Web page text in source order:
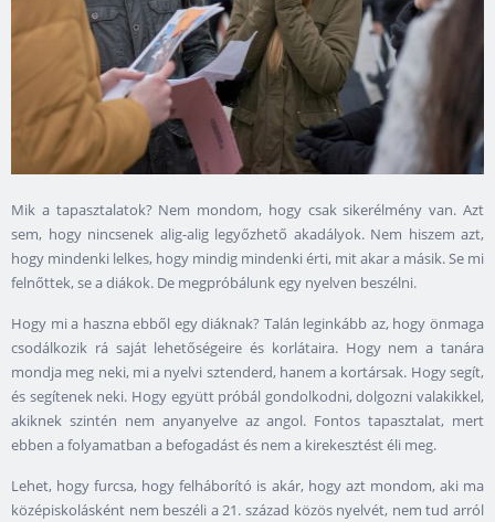
Mik a tapasztalatok? Nem mondom, hogy csak sikerélmény van. Azt
sem, hogy nincsenek alig-alig legyőzhető akadályok. Nem hiszem azt,
hogy mindenki lelkes, hogy mindig mindenki érti, mit akar a másik. Se mi
felnőttek, se a diákok. De megpróbálunk egy nyelven beszélni.
Hogy mi a haszna ebből egy diáknak? Talán leginkább az, hogy önmaga
csodálkozik rá saját lehetőségeire és korlátaira. Hogy nem a tanára
mondja meg neki, mi a nyelvi sztenderd, hanem a kortársak. Hogy segít,
és segítenek neki. Hogy együtt próbál gondolkodni, dolgozni valakikkel,
akiknek szintén nem anyanyelve az angol. Fontos tapasztalat, mert
ebben a folyamatban a befogadást és nem a kirekesztést éli meg.
Lehet, hogy furcsa, hogy felháborító is akár, hogy azt mondom, aki ma
középiskolásként nem beszéli a 21. század közös nyelvét, nem tud arról